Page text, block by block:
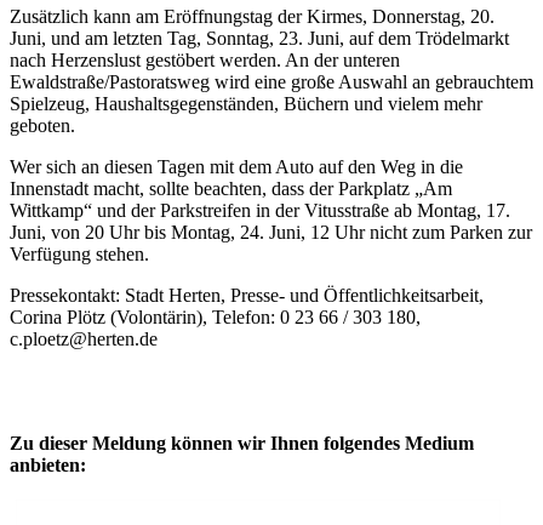
Zusätzlich kann am Eröffnungstag der Kirmes, Donnerstag, 20.
Juni, und am letzten Tag, Sonntag, 23. Juni, auf dem Trödelmarkt
nach Herzenslust gestöbert werden. An der unteren
Ewaldstraße/Pastoratsweg wird eine große Auswahl an gebrauchtem
Spielzeug, Haushaltsgegenständen, Büchern und vielem mehr
geboten.
Wer sich an diesen Tagen mit dem Auto auf den Weg in die
Innenstadt macht, sollte beachten, dass der Parkplatz „Am
Wittkamp“ und der Parkstreifen in der Vitusstraße ab Montag, 17.
Juni, von 20 Uhr bis Montag, 24. Juni, 12 Uhr nicht zum Parken zur
Verfügung stehen.
Pressekontakt: Stadt Herten, Presse- und Öffentlichkeitsarbeit,
Corina Plötz (Volontärin), Telefon: 0 23 66 / 303 180,
c.ploetz@herten.de
Zu dieser Meldung können wir Ihnen folgendes Medium
anbieten: